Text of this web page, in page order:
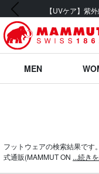
【UVケア】紫
前の画像
MEN
フットウェアの検索結果で
式通販(MAMMUT ON ...続き